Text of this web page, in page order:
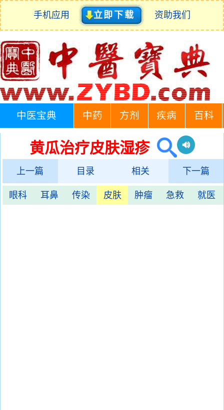
手机应用 立即下载 资助我们
中医宝典 中药 方剂 疾病 百科
黄瓜治疗皮肤湿疹
上一篇 目录 相关 下一篇
眼科 耳鼻 传染 皮肤 肿瘤 急救 就医